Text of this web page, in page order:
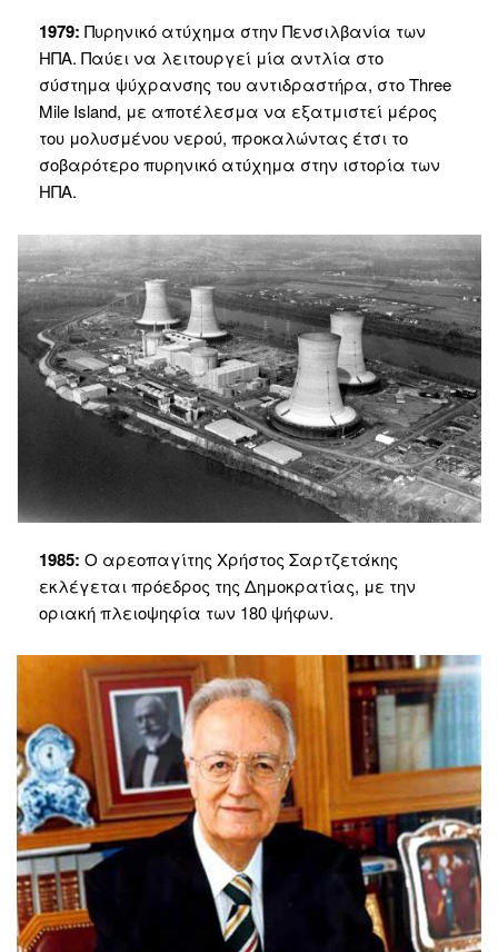
1979: Πυρηνικό ατύχημα στην Πενσιλβανία των
ΗΠΑ. Παύει να λειτουργεί μία αντλία στο
σύστημα ψύχρανσης του αντιδραστήρα, στο Three
Mile Island, με αποτέλεσμα να εξατμιστεί μέρος
του μολυσμένου νερού, προκαλώντας έτσι το
σοβαρότερο πυρηνικό ατύχημα στην ιστορία των
ΗΠΑ.
1985: Ο αρεοπαγίτης Χρήστος Σαρτζετάκης
εκλέγεται πρόεδρος της Δημοκρατίας, με την
οριακή πλειοψηφία των 180 ψήφων.